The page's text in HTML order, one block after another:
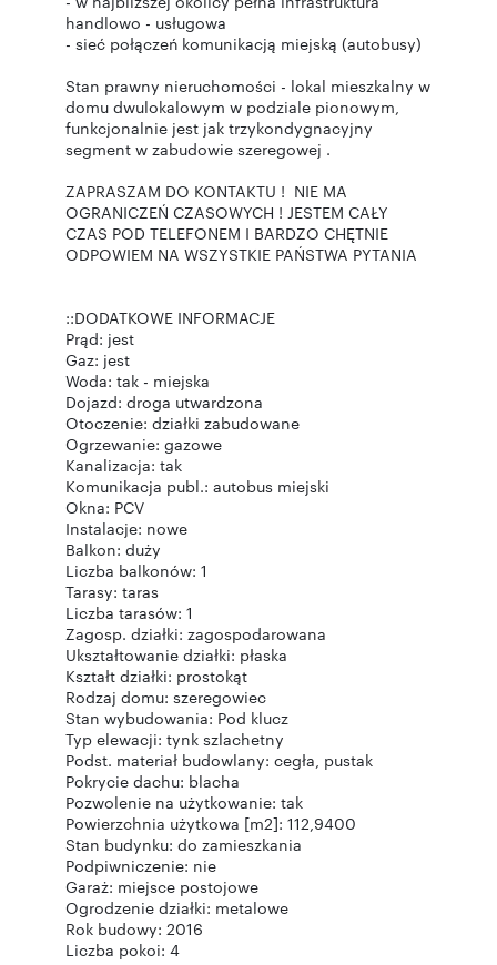
handlowo - usługowa
- sieć połączeń komunikacją miejską (autobusy)
Stan prawny nieruchomości - lokal mieszkalny w
domu dwulokalowym w podziale pionowym,
funkcjonalnie jest jak trzykondygnacyjny
segment w zabudowie szeregowej .
ZAPRASZAM DO KONTAKTU ! NIE MA
OGRANICZEŃ CZASOWYCH ! JESTEM CAŁY
CZAS POD TELEFONEM I BARDZO CHĘTNIE
ODPOWIEM NA WSZYSTKIE PAŃSTWA PYTANIA
::DODATKOWE INFORMACJE
Prąd: jest
Gaz: jest
Woda: tak - miejska
Dojazd: droga utwardzona
Otoczenie: działki zabudowane
Ogrzewanie: gazowe
Kanalizacja: tak
Komunikacja publ.: autobus miejski
Okna: PCV
Instalacje: nowe
Balkon: duży
Liczba balkonów: 1
Tarasy: taras
Liczba tarasów: 1
Zagosp. działki: zagospodarowana
Ukształtowanie działki: płaska
Kształt działki: prostokąt
Rodzaj domu: szeregowiec
Stan wybudowania: Pod klucz
Typ elewacji: tynk szlachetny
Podst. materiał budowlany: cegła, pustak
Pokrycie dachu: blacha
Pozwolenie na użytkowanie: tak
Powierzchnia użytkowa [m2]: 112,9400
Stan budynku: do zamieszkania
Podpiwniczenie: nie
Garaż: miejsce postojowe
Ogrodzenie działki: metalowe
Rok budowy: 2016
Liczba pokoi: 4